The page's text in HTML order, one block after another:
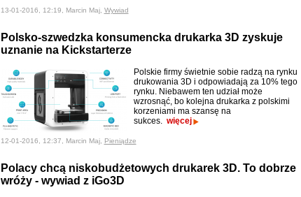
13-01-2016, 12:19, Marcin Maj, Wywiad
Polsko-szwedzka konsumencka drukarka 3D zyskuje
uznanie na Kickstarterze
Polskie firmy świetnie sobie radzą na rynku
drukowania 3D i odpowiadają za 10% tego
rynku. Niebawem ten udział może
wzrosnąć, bo kolejna drukarka z polskimi
korzeniami ma szansę na
sukces. więcej
12-01-2016, 12:37, Marcin Maj, Pieniądze
Polacy chcą niskobudżetowych drukarek 3D. To dobrze
wróży - wywiad z iGo3D